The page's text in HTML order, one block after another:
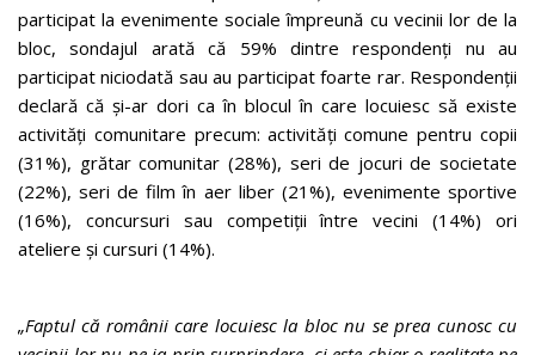
participat la evenimente sociale împreună cu vecinii lor de la
bloc, sondajul arată că 59% dintre respondenți nu au
participat niciodată sau au participat foarte rar. Respondenții
declară că și-ar dori ca în blocul în care locuiesc să existe
activități comunitare precum: activități comune pentru copii
(31%), grătar comunitar (28%), seri de jocuri de societate
(22%), seri de film în aer liber (21%), evenimente sportive
(16%), concursuri sau competiții între vecini (14%) ori
ateliere și cursuri (14%).
„Faptul că românii care locuiesc la bloc nu se prea cunosc cu